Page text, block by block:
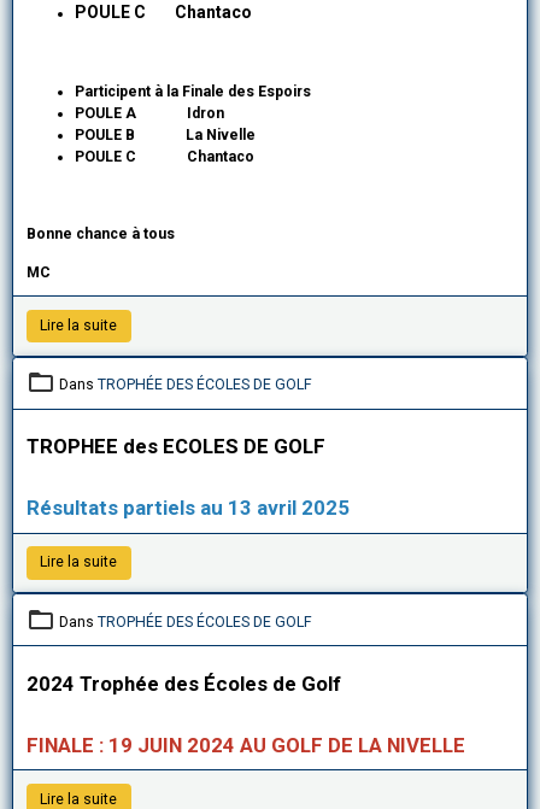
POULE C Chantaco
Participent à la Finale des Espoirs
POULE A Idron
POULE B La Nivelle
POULE C Chantaco
Bonne chance à tous
MC
Lire la suite
Dans TROPHÉE DES ÉCOLES DE GOLF
TROPHEE des ECOLES DE GOLF
Résultats partiels au 13 avril 2025
Lire la suite
Dans TROPHÉE DES ÉCOLES DE GOLF
2024 Trophée des Écoles de Golf
FINALE : 19 JUIN 2024 AU GOLF DE LA NIVELLE
Lire la suite